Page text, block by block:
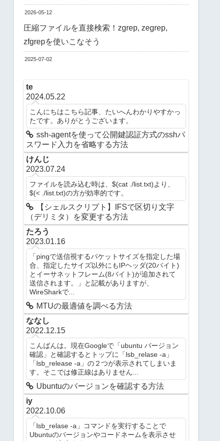
2026-05-12
圧縮ファイルを直接検索！zgrep, zegrep,
zfgrepを使いこなそう
2025-07-02
te
2024.05.22
こんにちはこちら記事、たいへんわかりやすかっ
たです。ありがとうございます。
ssh-agentを使って公開鍵認証方式のsshパ
スワード入力を省略する方法
けんじ
2023.07.24
ファイルを読み込む時は、$(cat ./list.txt)より、
$(< ./list.txt)の方が効率的です。
【シェルスクリプト】IFSで区切り文字
（デリミタ）を変更する方法
たろう
2023.01.16
「pingで送信視するパケットサイズを指定した場
合、指定したサイズ以外にもIPヘッダ(20バイト)
とイーサネットフレーム(8バイト)が追加されて
送信されます。」と記載がありますが、
WireSharkで...
MTUの最適値を調べる方法
ななし
2022.12.15
こんばんは。現在Googleで「ubuntu バージョン
確認」と確認するとトップに「lsb_relase -a」
「lsb_release -a」の２つが表示されてしまいま
す。そこでは修正線はありません...
Ubuntuのバージョンを確認する方法
iy
2022.10.06
「lsb_relase -a」コマンドを実行することで
Ubuntuのバージョンやコードネームを表示させ